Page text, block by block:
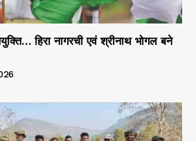
हिरा नागरची एवं श्रीनाथ भोगल बने